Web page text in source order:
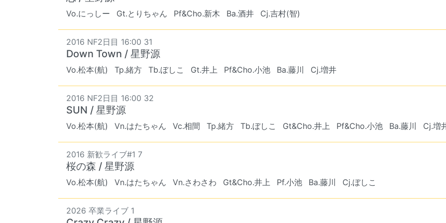
Vo.にっしー Gt.とりちゃん Pf&Cho.新木 Ba.酒井 Cj.吉村(智)
2016 NF2日目 16:00 31
Down Town / 星野源
Vo.松本(航) Tp.緒方 Tb.ぼしこ Gt.井上 Pf&Cho.小池 Ba.藤川 Cj.増井
2016 NF2日目 16:00 32
SUN / 星野源
Vo.松本(航) Vn.はたちゃん Vc.相間 Tp.緒方 Tb.ぼしこ Gt&Cho.井上 Pf&Cho.小池 Ba.藤川 Cj.増
2016 新歓ライブ#1 7
桜の森 / 星野源
Vo.松本(航) Vn.はたちゃん Vn.さわさわ Gt&Cho.井上 Pf.小池 Ba.藤川 Cj.ぼしこ
2026 卒業ライブ 1